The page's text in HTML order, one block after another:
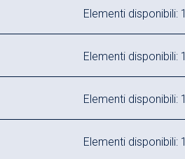
a 0,05 mm
a 0,1 mm
Elementi disponibili: 1
Elementi disponibili: 1
Elementi disponibili: 1
Elementi disponibili: 1